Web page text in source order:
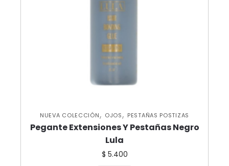
NUEVA COLECCIÓN, OJOS, PESTAÑAS POSTIZAS
Pegante Extensiones Y Pestañas Negro
Lula
$ 5.400